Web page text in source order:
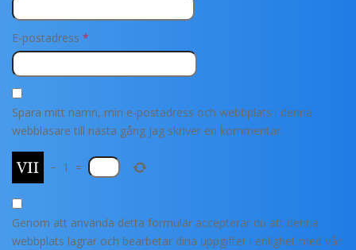
E-postadress *
Spara mitt namn, min e-postadress och webbplats i denna
webbläsare till nästa gång jag skriver en kommentar.
− 1 =
Genom att använda detta formulär accepterar du att denna
webbplats lagrar och bearbetar dina uppgifter i enlighet med vår